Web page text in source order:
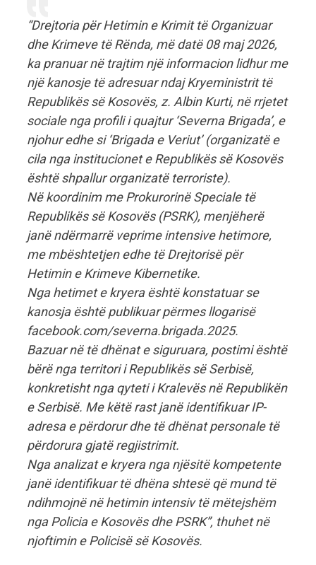
“Drejtoria për Hetimin e Krimit të Organizuar
dhe Krimeve të Rënda, më datë 08 maj 2026,
ka pranuar në trajtim një informacion lidhur me
një kanosje të adresuar ndaj Kryeministrit të
Republikës së Kosovës, z. Albin Kurti, në rrjetet
sociale nga profili i quajtur ‘Severna Brigada’, e
njohur edhe si ‘Brigada e Veriut’ (organizatë e
cila nga institucionet e Republikës së Kosovës
është shpallur organizatë terroriste).
Në koordinim me Prokurorinë Speciale të
Republikës së Kosovës (PSRK), menjëherë
janë ndërmarrë veprime intensive hetimore,
me mbështetjen edhe të Drejtorisë për
Hetimin e Krimeve Kibernetike.
Nga hetimet e kryera është konstatuar se
kanosja është publikuar përmes llogarisë
facebook.com/severna.brigada.2025.
Bazuar në të dhënat e siguruara, postimi është
bërë nga territori i Republikës së Serbisë,
konkretisht nga qyteti i Kralevës në Republikën
e Serbisë. Me këtë rast janë identifikuar IP-
adresa e përdorur dhe të dhënat personale të
përdorura gjatë regjistrimit.
Nga analizat e kryera nga njësitë kompetente
janë identifikuar të dhëna shtesë që mund të
ndihmojnë në hetimin intensiv të mëtejshëm
nga Policia e Kosovës dhe PSRK”, thuhet në
njoftimin e Policisë së Kosovës.